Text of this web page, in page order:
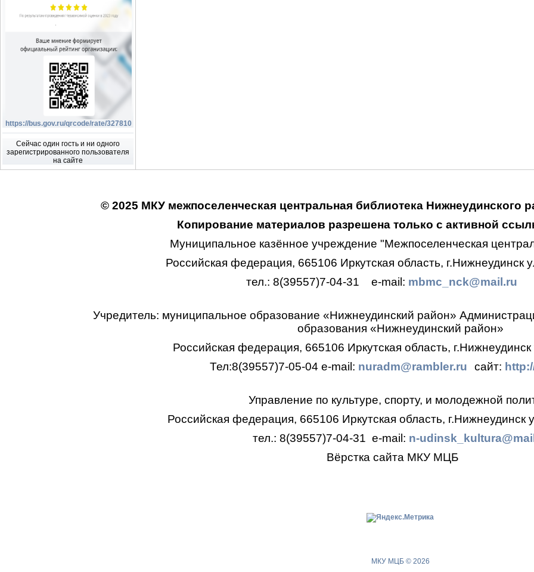
https://bus.gov.ru/qrcode/rate/327810
Сейчас один гость и ни одного
зарегистрированного пользователя
на сайте
© 2025 МКУ межпоселенческая центральная библиотека Нижнеудинского
Копирование материалов разрешена только с активной
Муниципальное казённое учреждение "Межпоселенческая
Российская федерация, 665106 Иркутская область, г.Нижнеудинск
тел.: 8(39557)7-04-31
e-mail: mbmc_nck@mail.ru
Учредитель: муниципальное образование «Нижнеудинский район»
образования «Нижнеудинский район»
Российская федерация, 665106 Иркутская область, г.Нижнеудинск
Тел:8(39557)7-05-04 e-mail: nuradm@rambler.ru сайт:
Управление по культуре, спорту, и молодежной
Российская федерация, 665106 Иркутская область, г.Нижнеудинск
тел.: 8(39557)7-04-31 e-mail: n-
Вёрстка сайта МКУ МЦБ
МКУ МЦБ © 2026